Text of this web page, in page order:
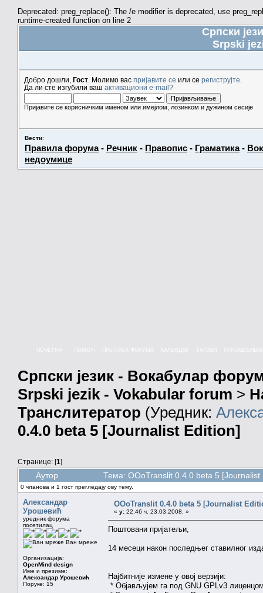
Deprecated: preg_replace(): The /e modifier is deprecated, use
runtime-created function on line 2
Српски
Srpski
Добро дошли, Гост . Молимо вас пријавите се или се региструјте
Да ли сте изгубили ваш активациони e-mail?
Пријавите се корисничким именом или имејлом, лозинком и дужином сесије
Вести:
Правила форума- Речник - Правопис - Граматика-
недоумице
КАЛЕНДАР
Српски језик - Вокабулар
Srpski jezik - Vokabular forum >
Транслитератор (Уредник:
0.4.0 beta 5 [Journalist Edition]
Странице: [1]
Аутор Тема: OOoTranslit 0.4.0 beta 5
0 чланова и 1 гост прегледају ову тему.
Александар
Урошевић
уредник форума
посетилац
Ван мреже
Организација:
OpenMind design
Име и презиме:
Александар Урошевић
Поруке: 15
OOoTranslit 0.4.0 beta 5 [Journalist
« у: 22.46 ч. 23.03.2008. »
Поштовани пријатељи,
14 месеци након последњег ставилног
Најбитније измене у овој верзији:
* Објављујем га под GNU GPLv3